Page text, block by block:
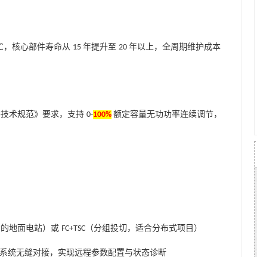
核心部件寿命从 15 年提升至 20 年以上，全周期维护成本
术规范》要求，支持 0-100% 额定容量无功功率连续调节，
地面电站）或 FC+TSC （分组投切，适合分布式项目）
系统无缝对接，实现远程参数配置与状态诊断